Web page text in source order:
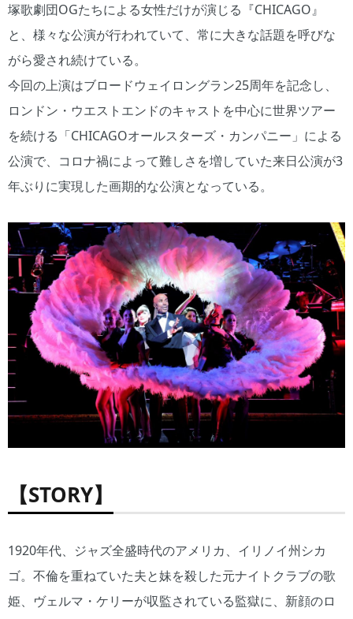
塚歌劇団OGたちによる女性だけが演じる『CHICAGO』
と、様々な公演が行われていて、常に大きな話題を呼びな
がら愛され続けている。
今回の上演はブロードウェイロングラン25周年を記念し、
ロンドン・ウエストエンドのキャストを中心に世界ツアー
を続ける「CHICAGOオールスターズ・カンパニー」による
公演で、コロナ禍によって難しさを増していた来日公演が3
年ぶりに実現した画期的な公演となっている。
【STORY】
1920年代、ジャズ全盛時代のアメリカ、イリノイ州シカ
ゴ。不倫を重ねていた夫と妹を殺した元ナイトクラブの歌
姫、ヴェルマ・ケリーが収監されている監獄に、新顔のロ